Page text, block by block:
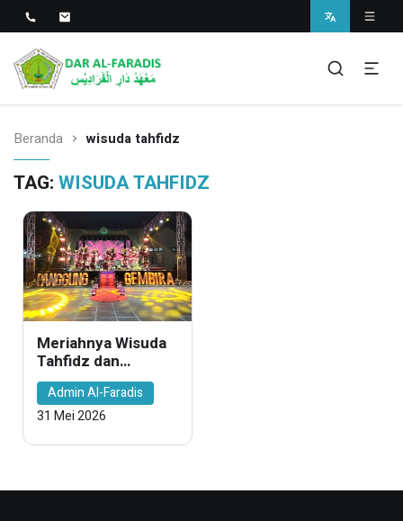
Pondok Pesantren Dar Al-
Faradis
SMP dan MA
Beranda wisuda tahfidz
TAG:WISUDA TAHFIDZ
Meriahnya Wisuda
Tahfidz dan
Panggung Gembira
2026
Admin Al-Faradis
31 Mei 2026